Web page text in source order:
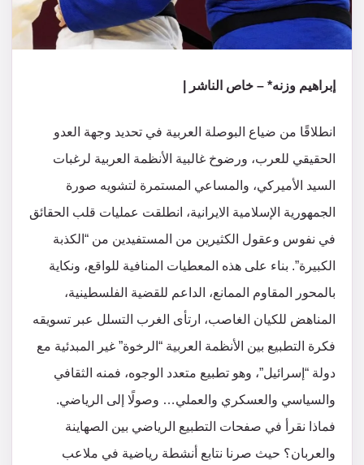
إبراهيم وزنه* – خاص الناشر |
انطلاقًا من ضياع البوصلة العربية في تحديد وجهة العدو
الحقيقي للعرب، ورضوخ غالبية الأنظمة العربية لرغبات
السيد الأميركي، والمساعي المستمرة لتشويه صورة
الجمهورية الإسلامية الايرانية، انطلقت عمليات قلب الحقائق
في نفوس وعقول الكثيرين من المستفيدين من “الكذبة
الكبيرة”. بناء على هذه المعطيات المنافية للواقع، ونكاية
بالمحور المقاوم الممانع، الداعم للقضية الفلسطينية،
المناهض للكيان الغاصب، ارتأى الغرب التسلل عبر تسويقه
فكرة التطبيع بين الأنظمة العربية “الرخوة” غير المبدئية مع
دولة “إسرائيل”، وهو تطبيع متعدد الوجوه، فمنه الثقافي
والسياسي والعسكري والعملي… وصولًا إلى الرياضي.
فماذا نقرأ في صفحات التطبيع الرياضي بين الصهاينة
والعربان؟ حيث صرنا نتابع أنشطة رياضية في ملاعب